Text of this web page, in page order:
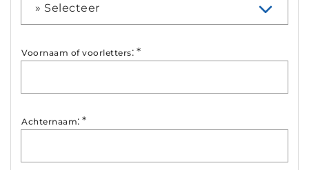
» Selecteer
Voornaam of voorletters: *
Achternaam: *